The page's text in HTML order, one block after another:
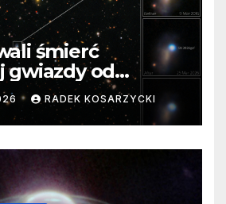
śmierć
gwiazdy od
Niezwykle
RADEK KOSARZYCKI